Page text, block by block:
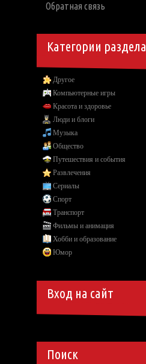
Обратная связь
Категории раздела
Другое
Компьютерные игры
Красота и здоровье
Люди и блоги
Музыка
Общество
Путешествия и события
Развлечения
Сериалы
Спорт
Транспорт
Фильмы и анимация
Хобби и образование
Юмор
Вход на сайт
Поиск